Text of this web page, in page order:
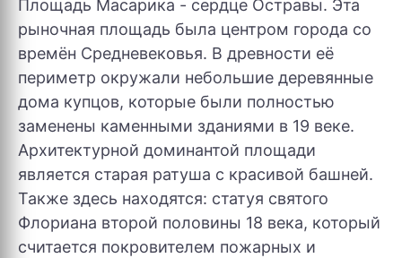
Площадь Масарика - сердце Остравы. Эта
рыночная площадь была центром города со
времён Средневековья. В древности её
периметр окружали небольшие деревянные
дома купцов, которые были полностью
заменены каменными зданиями в 19 веке.
Архитектурной доминантой площади
является старая ратуша с красивой башней.
Также здесь находятся: статуя святого
Флориана второй половины 18 века, который
считается покровителем пожарных и